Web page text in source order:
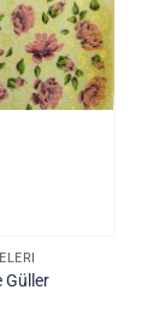
Güller